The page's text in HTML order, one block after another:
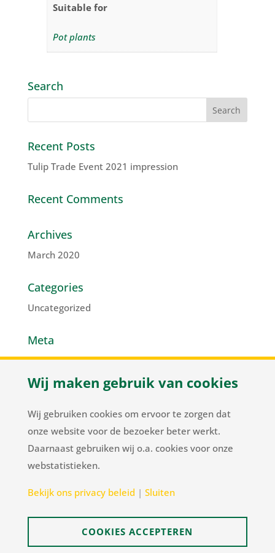
Suitable for
Pot plants
Search
Recent Posts
Tulip Trade Event 2021 impression
Recent Comments
Archives
March 2020
Categories
Uncategorized
Meta
Log in
Entries feed
WordPress.org
23 548 34 00/ flowerbulbs@pnelis.nl
Sitemap Disclaimer
Wij maken gebruik van cookies
Wij gebruiken cookies om ervoor te zorgen dat
onze website voor de bezoeker beter werkt.
Daarnaast gebruiken wij o.a. cookies voor onze
webstatistieken.
Bekijk ons privacy beleid | Sluiten
COOKIES ACCEPTEREN